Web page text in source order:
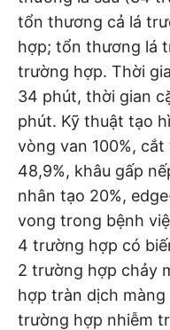
tổn thương cả lá
hợp; tổn thương lá
trường hợp. Thời
34 phút, thời gian
phút. Kỹ thuật tạo
vòng van 100%,
48,9%, khâu gấp
nhân tạo 20%,
vong trong bệnh
4 trường hợp có
2 trường hợp chảy
hợp tràn dịch màng
trường hợp nhiễm